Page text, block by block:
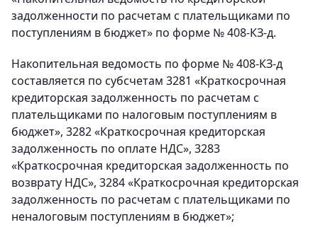
задолженности по расчетам с плательщиками по
поступлениям в бюджет» по форме № 408-КЗ-д.
Накопительная ведомость по форме № 408-КЗ-д
составляется по субсчетам 3281 «Краткосрочная
кредиторская задолженность по расчетам с
плательщиками по налоговым поступлениям в
бюджет», 3282 «Краткосрочная кредиторская
задолженность по оплате НДС», 3283
«Краткосрочная кредиторская задолженность по
возврату НДС», 3284 «Краткосрочная кредиторская
задолженность по расчетам с плательщиками по
неналоговым поступлениям в бюджет»;